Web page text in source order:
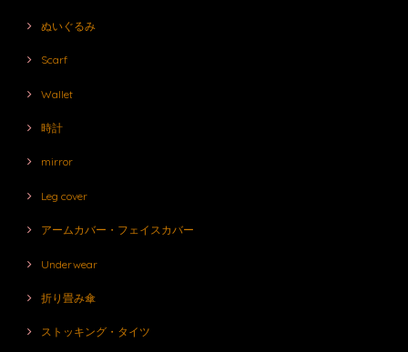
ぬいぐるみ
Scarf
Wallet
時計
mirror
Leg cover
アームカバー・フェイスカバー
Underwear
折り畳み傘
ストッキング・タイツ